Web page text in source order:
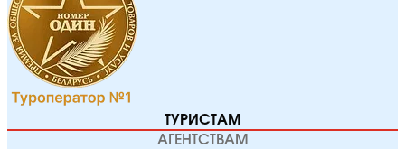
ТУРИСТАМ
АГЕНТСТВАМ